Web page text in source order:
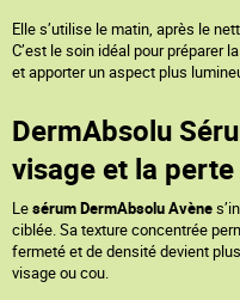
Elle s’utilise le matin, après le
C’est le soin idéal pour préparer
et apporter un aspect plus
DermAbsolu
visage et la
Lesérum DermAbsolu Avène
ciblée. Sa texture concentrée
fermeté et de densité devient
visage ou cou.